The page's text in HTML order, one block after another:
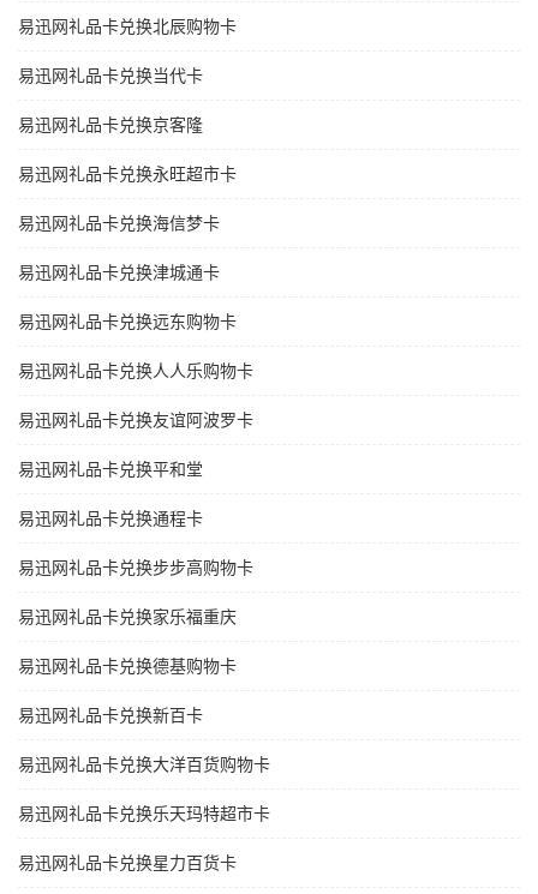
易迅网礼品卡兑换北辰购物卡
易迅网礼品卡兑换当代卡
易迅网礼品卡兑换京客隆
易迅网礼品卡兑换永旺超市卡
易迅网礼品卡兑换海信梦卡
易迅网礼品卡兑换津城通卡
易迅网礼品卡兑换远东购物卡
易迅网礼品卡兑换人人乐购物卡
易迅网礼品卡兑换友谊阿波罗卡
易迅网礼品卡兑换平和堂
易迅网礼品卡兑换通程卡
易迅网礼品卡兑换步步高购物卡
易迅网礼品卡兑换家乐福重庆
易迅网礼品卡兑换德基购物卡
易迅网礼品卡兑换新百卡
易迅网礼品卡兑换大洋百货购物卡
易迅网礼品卡兑换乐天玛特超市卡
易迅网礼品卡兑换星力百货卡